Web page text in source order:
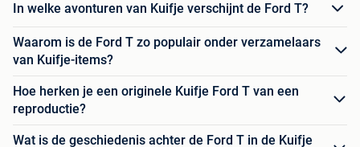
In welke avonturen van Kuifje verschijnt de Ford T?
Waarom is de Ford T zo populair onder verzamelaars
van Kuifje-items?
Hoe herken je een originele Kuifje Ford T van een
reproductie?
Wat is de geschiedenis achter de Ford T in de Kuifje